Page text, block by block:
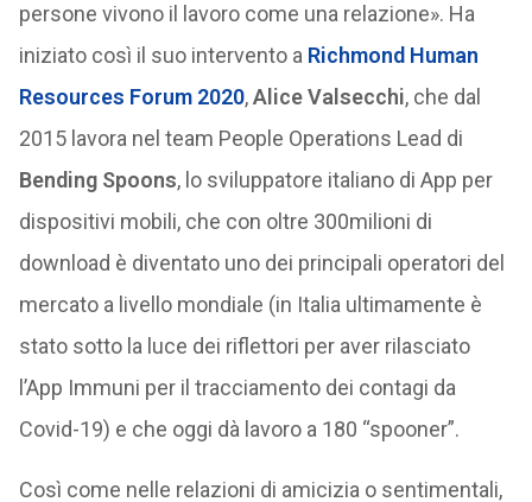
persone vivono il lavoro come una relazione». Ha
iniziato così il suo intervento a Richmond Human
Resources Forum 2020,Alice Valsecchi, che dal
2015 lavora nel team People Operations Lead di
Bending Spoons, lo sviluppatore italiano di App per
dispositivi mobili, che con oltre 300milioni di
download è diventato uno dei principali operatori del
mercato a livello mondiale (in Italia ultimamente è
stato sotto la luce dei riflettori per aver rilasciato
l’App Immuni per il tracciamento dei contagi da
Covid-19) e che oggi dà lavoro a 180 “spooner”.
Così come nelle relazioni di amicizia o sentimentali,